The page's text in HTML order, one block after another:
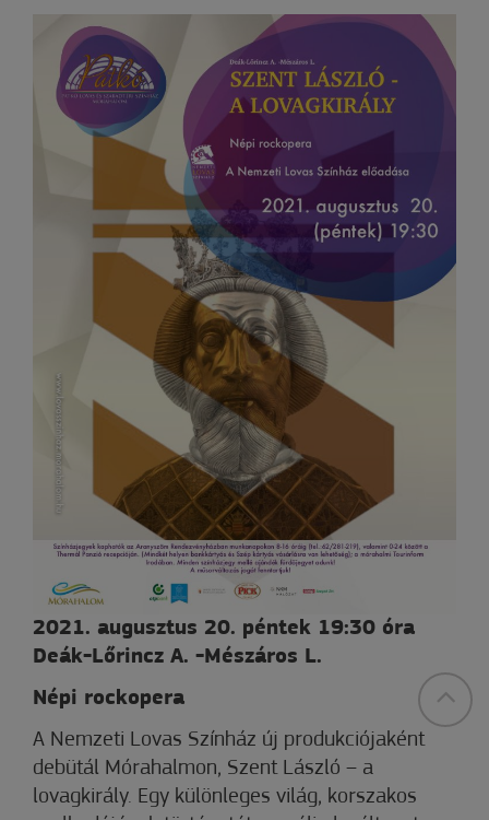
2021. augusztus 20. péntek 19:30 óra
Deák-Lőrincz A. -Mészáros L.
Népi rockopera
A Nemzeti Lovas Színház új produkciójaként
debütál Mórahalmon, Szent László – a
lovagkirály. Egy különleges világ, korszakos